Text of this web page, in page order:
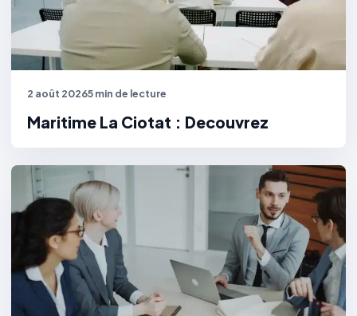
2 août 20265 min de lecture
Maritime La Ciotat : Decouvrez